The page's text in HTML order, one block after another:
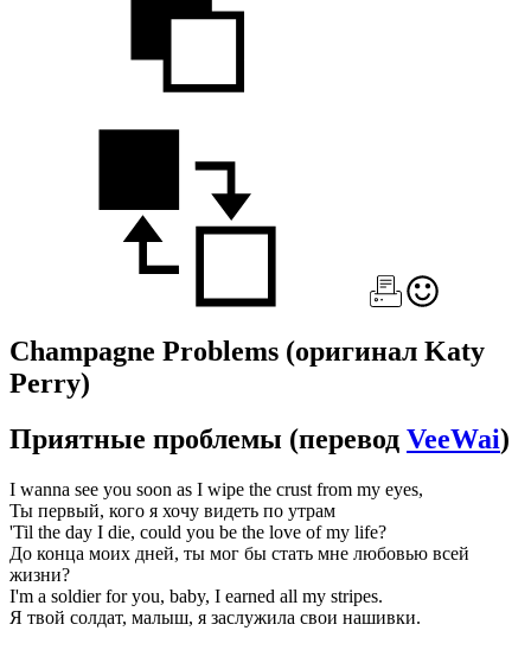
Champagne Problems (оригинал Katy
Perry)
Приятные проблемы (перевод VeeWai)
I wanna see you soon as I wipe the crust from my eyes,
Ты первый, кого я хочу видеть по утрам
'Til the day I die, could you be the love of my life?
До конца моих дней, ты мог бы стать мне любовью всей
жизни?
I'm a soldier for you, baby, I earned all my stripes.
Я твой солдат, малыш, я заслужила свои нашивки.